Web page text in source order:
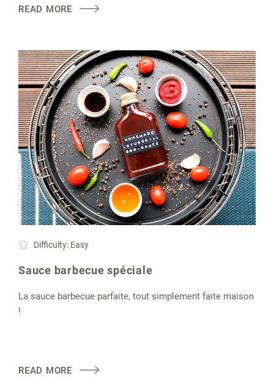
READ MORE
Difficulty: Easy
Sauce barbecue spéciale
La sauce barbecue parfaite, tout simplement faite maison
!
READ MORE